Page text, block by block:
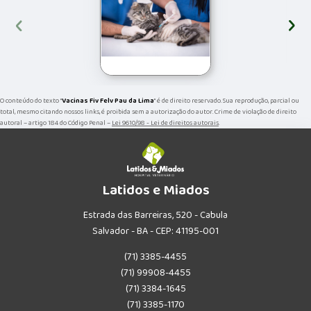
‹ ›
O conteúdo do texto "Vacinas Fiv Felv Pau da Lima" é de direito reservado. Sua reprodução, parcial ou
total, mesmo citando nossos links, é proibida sem a autorização do autor. Crime de violação de direito
autoral – artigo 184 do Código Penal –Lei 9610/98 - Lei de direitos autorais.
Latidos e Miados
Estrada das Barreiras, 520 - Cabula
Salvador - BA - CEP: 41195-001
(71) 3385-4455
(71) 99908-4455
(71) 3384-1645
(71) 3385-1170